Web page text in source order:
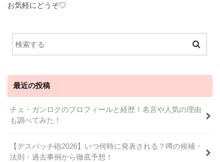
お気軽にどうぞ♡
最近の投稿
チェ・ガンロクのプロフィールと経歴！名言や人気の理由
も調べてみた！
【デスパッチ砲2026】いつ何時に発表される？噂の候補・
法則・過去事例から徹底予想！